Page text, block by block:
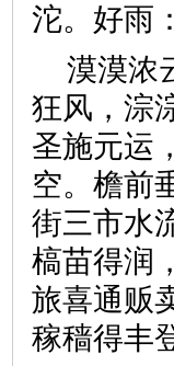
沱。好
漠漠浓
狂风，淙
圣施元运
空。檐前
街三市水
槁苗得润
旅喜通贩
稼穑得丰